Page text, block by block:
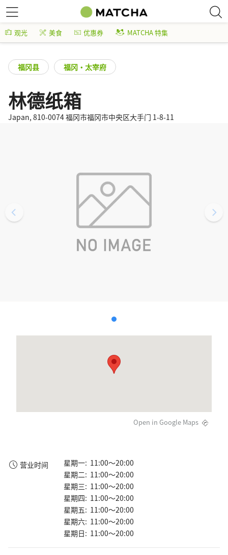
观光 美食 优惠券 MATCHA 特集
福冈县 福冈・太宰府
林德纸箱
Japan, 810-0074 福冈市福冈市中央区大手门 1-8-11
Open in Google Maps
营业时间
星期一: 11:00～20:00
星期二: 11:00～20:00
星期三: 11:00～20:00
星期四: 11:00～20:00
星期五: 11:00～20:00
星期六: 11:00～20:00
星期日: 11:00～20:00